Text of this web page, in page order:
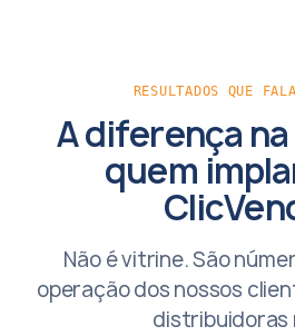
RESULTADOS QUE
A diferença
quem
Não é vitrine. São
operação dos nossos
distribuidoras